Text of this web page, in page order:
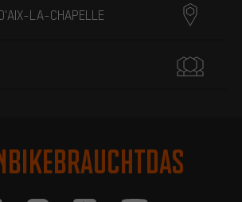
LA-CHAPELLE